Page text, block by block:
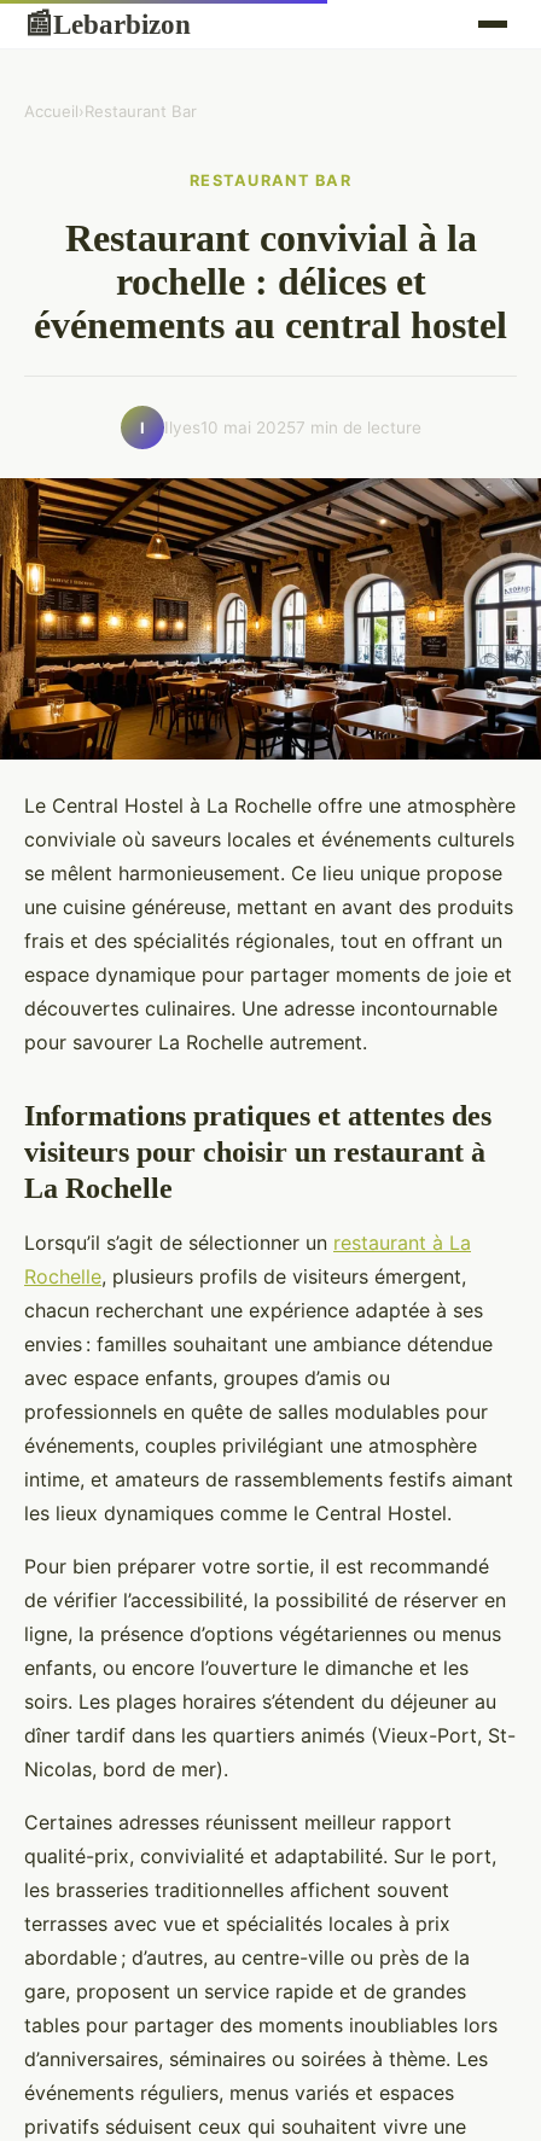
📰Lebarbizon
Accueil›Restaurant Bar
RESTAURANT BAR
Restaurant convivial à la
rochelle : délices et
événements au central hostel
I Ilyes10 mai 20257 min de lecture
Le Central Hostel à La Rochelle offre une atmosphère
conviviale où saveurs locales et événements culturels
se mêlent harmonieusement. Ce lieu unique propose
une cuisine généreuse, mettant en avant des produits
frais et des spécialités régionales, tout en offrant un
espace dynamique pour partager moments de joie et
découvertes culinaires. Une adresse incontournable
pour savourer La Rochelle autrement.
Informations pratiques et attentes des
visiteurs pour choisir un restaurant à
La Rochelle
Lorsqu’il s’agit de sélectionner un restaurant à La
Rochelle, plusieurs profils de visiteurs émergent,
chacun recherchant une expérience adaptée à ses
envies : familles souhaitant une ambiance détendue
avec espace enfants, groupes d’amis ou
professionnels en quête de salles modulables pour
événements, couples privilégiant une atmosphère
intime, et amateurs de rassemblements festifs aimant
les lieux dynamiques comme le Central Hostel.
Pour bien préparer votre sortie, il est recommandé
de vérifier l’accessibilité, la possibilité de réserver en
ligne, la présence d’options végétariennes ou menus
enfants, ou encore l’ouverture le dimanche et les
soirs. Les plages horaires s’étendent du déjeuner au
dîner tardif dans les quartiers animés (Vieux-Port, St-
Nicolas, bord de mer).
Certaines adresses réunissent meilleur rapport
qualité-prix, convivialité et adaptabilité. Sur le port,
les brasseries traditionnelles affichent souvent
terrasses avec vue et spécialités locales à prix
abordable ; d’autres, au centre-ville ou près de la
gare, proposent un service rapide et de grandes
tables pour partager des moments inoubliables lors
d’anniversaires, séminaires ou soirées à thème. Les
événements réguliers, menus variés et espaces
privatifs séduisent ceux qui souhaitent vivre une